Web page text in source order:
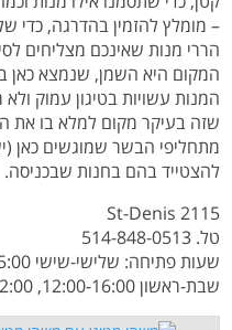
– מומלץ להזמין בהדרגה, כדי
הררי מנות שאינכם מצליחים
המקום היא השמן, שנמצא כאן
המנות עשויות בטיגון עמוק
שזה בעיקר מקום למלא בו את
מתחליפי הבשר שמוגשים כאן
להצטייד בהם בחנות שבכניסה.
2115 St-Denis
טל. 514-848-0513
שבת-ראשון 12:00-16:00, 17:00-22:00, שני סגור.